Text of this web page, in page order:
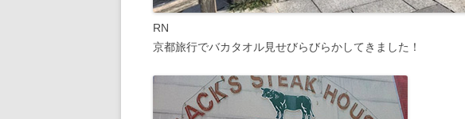
RN
京都旅行でバカタオル見せびらびらかしてきました！